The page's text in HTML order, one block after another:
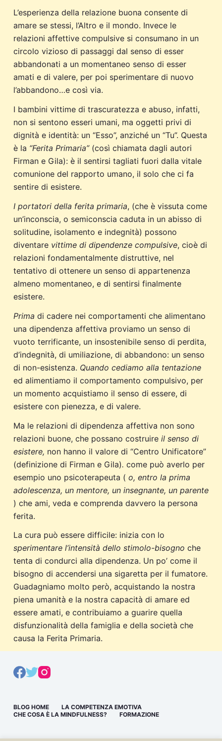
L’esperienza della relazione buona consente di
amare se stessi, l’Altro e il mondo. Invece le
relazioni affettive compulsive si consumano in un
circolo vizioso di passaggi dal senso di esser
abbandonati a un momentaneo senso di esser
amati e di valere, per poi sperimentare di nuovo
l’abbandono…e così via.
I bambini vittime di trascuratezza e abuso, infatti,
non si sentono esseri umani, ma oggetti privi di
dignità e identità: un “Esso”, anziché un “Tu”. Questa
è la “Ferita Primaria”(così chiamata dagli autori
Firman e Gila): è il sentirsi tagliati fuori dalla vitale
comunione del rapporto umano, il solo che ci fa
sentire di esistere.
I portatori della ferita primaria, (che è vissuta come
un’inconscia, o semiconscia caduta in un abisso di
solitudine, isolamento e indegnità) possono
diventare vittime di dipendenze compulsive, cioè di
relazioni fondamentalmente distruttive, nel
tentativo di ottenere un senso di appartenenza
almeno momentaneo, e di sentirsi finalmente
esistere.
Prima di cadere nei comportamenti che alimentano
una dipendenza affettiva proviamo un senso di
vuoto terrificante, un insostenibile senso di perdita,
d’indegnità, di umiliazione, di abbandono: un senso
di non-esistenza. Quando cediamo alla tentazione
ed alimentiamo il comportamento compulsivo, per
un momento acquistiamo il senso di essere, di
esistere con pienezza, e di valere.
Ma le relazioni di dipendenza affettiva non sono
relazioni buone, che possano costruire il senso di
esistere, non hanno il valore di “Centro Unificatore”
(definizione di Firman e Gila). come può averlo per
esempio uno psicoterapeuta ( o, entro la prima
adolescenza, un mentore, un insegnante, un parente
) che ami, veda e comprenda davvero la persona
ferita.
La cura può essere difficile: inizia con lo
sperimentare l’intensità dello stimolo-bisogno che
tenta di condurci alla dipendenza. Un po’ come il
bisogno di accendersi una sigaretta per il fumatore.
Guadagniamo molto però, acquistando la nostra
piena umanità e la nostra capacità di amare ed
essere amati, e contribuiamo a guarire quella
disfunzionalità della famiglia e della società che
causa la Ferita Primaria.
BLOG HOME
LA COMPETENZA EMOTIVA
CHE COSA È LA MINDFULNESS?
FORMAZIONE